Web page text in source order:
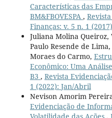
Características das
BM&FBOVESPA ,
Finanças: v. 5 n. 1
Juliana Molina Queiroz,
Paulo Resende de
Moraes do Carmo,
Econômico: Uma
B3 , Revista
1 (2022): Jan/Abril
Nevison Amorim
Evidenciação de